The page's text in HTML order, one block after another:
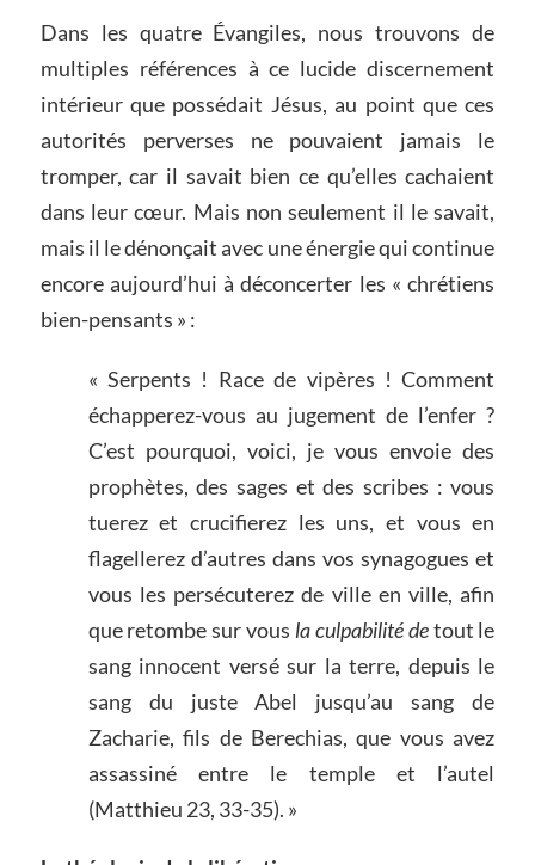
Dans les quatre Évangiles, nous trouvons de
multiples références à ce lucide discernement
intérieur que possédait Jésus, au point que ces
autorités perverses ne pouvaient jamais le
tromper, car il savait bien ce qu’elles cachaient
dans leur cœur. Mais non seulement il le savait,
mais il le dénonçait avec une énergie qui continue
encore aujourd’hui à déconcerter les « chrétiens
bien-pensants » :
« Serpents ! Race de vipères ! Comment
échapperez-vous au jugement de l’enfer ?
C’est pourquoi, voici, je vous envoie des
prophètes, des sages et des scribes : vous
tuerez et crucifierez les uns, et vous en
flagellerez d’autres dans vos synagogues et
vous les persécuterez de ville en ville, afin
que retombe sur vous la culpabilité detout le
sang innocent versé sur la terre, depuis le
sang du juste Abel jusqu’au sang de
Zacharie, fils de Berechias, que vous avez
assassiné entre le temple et l’autel
(Matthieu 23, 33-35). »